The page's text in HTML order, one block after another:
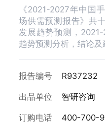
《2021-2027年中国
场供需预测报告》共
发展趋势预测，
趋势预测分析，结论及
报告编号 R937232
出品单位 智研咨询
订购电话
400-700-